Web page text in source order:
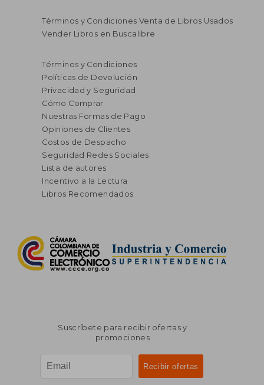
Términos y Condiciones Venta de Libros Usados
Vender Libros en Buscalibre
Términos y Condiciones
Políticas de Devolución
Privacidad y Seguridad
Cómo Comprar
Nuestras Formas de Pago
Opiniones de Clientes
Costos de Despacho
Seguridad Redes Sociales
Lista de autores
Incentivo a la Lectura
Libros Recomendados
Suscríbete para recibir ofertas y
promociones